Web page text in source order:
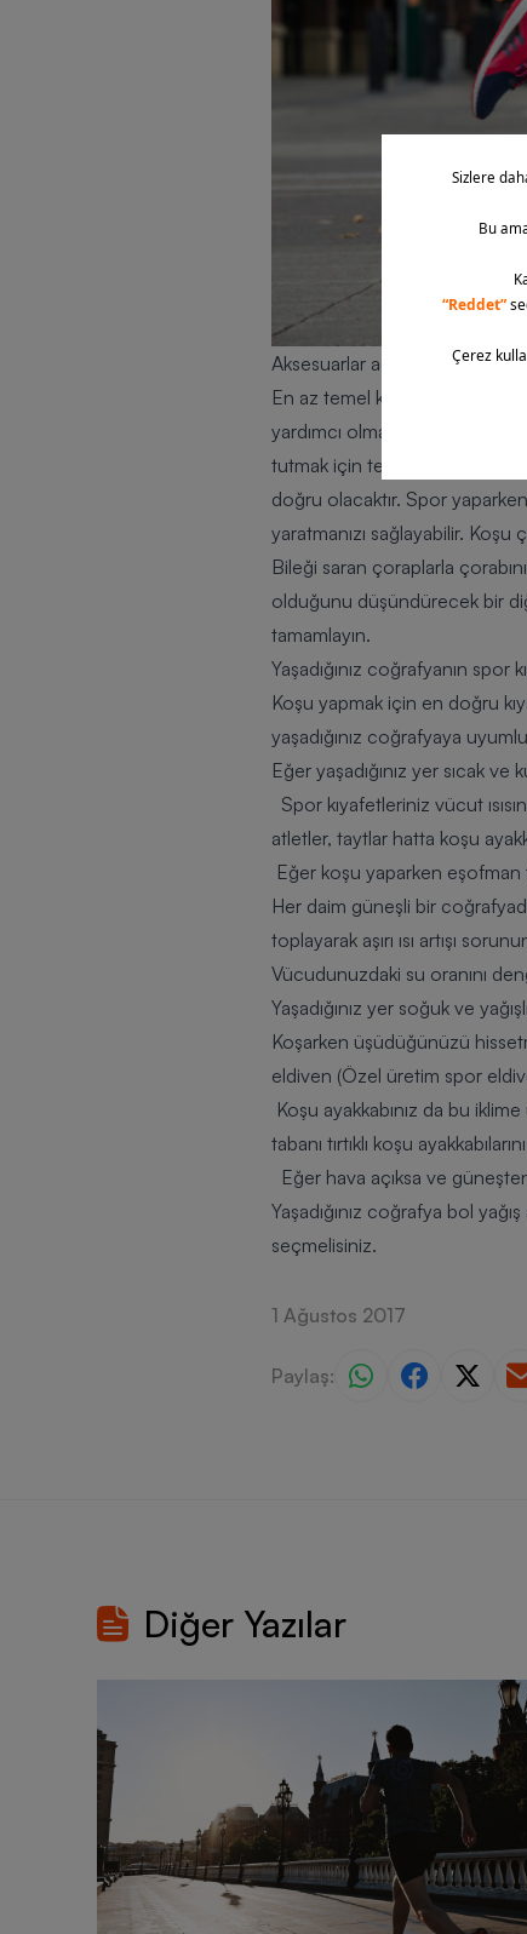
Aksesuarlar aslında süper
En az temel kıyafetler kadar
yardımcı olmaya odaklanır.
tutmak için terletmeyen
doğru olacaktır. Spor
yaratmanızı sağlayabilir.
Bileği saran çoraplarla
olduğunu düşündürecek bir
tamamlayın.
Yaşadığınız coğrafyanın spor
Koşu yapmak için en doğru
yaşadığınız coğrafyaya
Eğer yaşadığınız yer sıcak ve
Spor kıyafetleriniz vücut
atletler, taytlar hatta koşu
Eğer koşu yaparken eşofman
Her daim güneşli bir
toplayarak aşırı ısı artışı
Vücudunuzdaki su oranını
Yaşadığınız yer soğuk ve
Koşarken üşüdüğünüzü
eldiven (Özel üretim spor
Koşu ayakkabınız da bu
tabanı tırtıklı koşu
Eğer hava açıksa ve
Yaşadığınız coğrafya bol
seçmelisiniz.
1 Ağustos 2017
Paylaş:
Diğer Yazılar